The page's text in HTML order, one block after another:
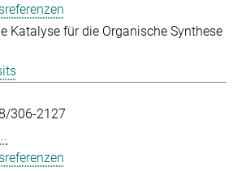
Katalyse für die Organische Synthese
306-2127